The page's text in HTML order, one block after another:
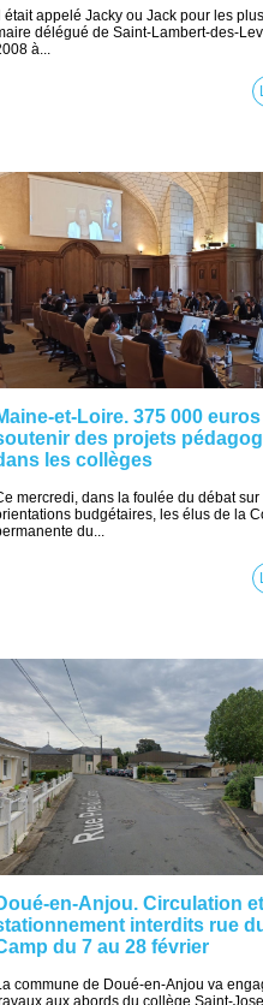
Il était appelé Jacky ou Jack pour les
délégué de Saint-Lambert-des-
à...
et-Loire. 375 000
des projets
les collèges
mercredi, dans la foulée du débat sur
budgétaires, les élus de la
du...
en-Anjou. Circulation et
interdits rue
du 7 au 28 février
commune de Doué-en-Anjou va
aux abords du collège Saint-